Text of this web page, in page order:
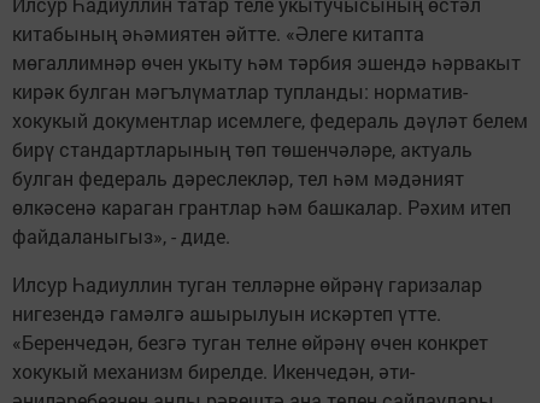
китабының әһәмиятен әйтте. «Әлеге китапта
мөгаллимнәр өчен укыту һәм тәрбия эшендә һәрвакыт
кирәк булган мәгълүматлар тупланды: норматив-
хокукый документлар исемлеге, федераль дәүләт белем
бирү стандартларының төп төшенчәләре, актуаль
булган федераль дәреслекләр, тел һәм мәдәният
өлкәсенә караган грантлар һәм башкалар. Рәхим итеп
файдаланыгыз», - диде.
Илсур Һадиуллин туган телләрне өйрәнү гаризалар
нигезендә гамәлгә ашырылуын искәртеп үтте.
«Беренчедән, безгә туган телне өйрәнү өчен конкрет
хокукый механизм бирелде. Икенчедән, әти-